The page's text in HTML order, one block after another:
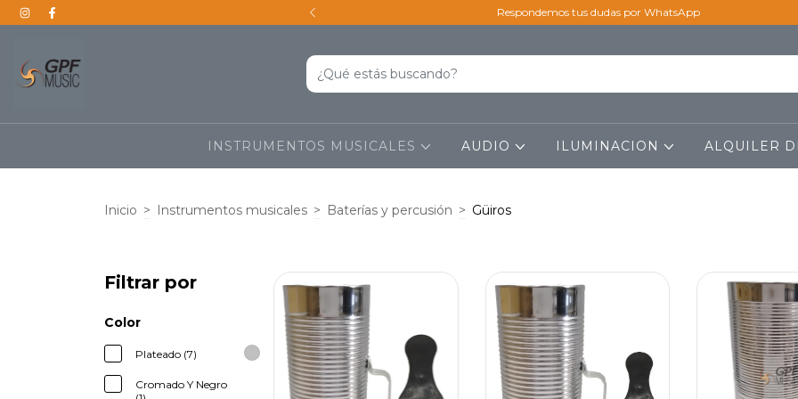
a todo el país Respondemos tus dudas por WhatsApp
INSTRUMENTOS MUSICALES AUDIO ILUMINACION ALQUILER
Inicio > Instrumentos musicales > Baterías y percusión > Güiros
Filtrar por
Color
Plateado (7)
Cromado Y Negro